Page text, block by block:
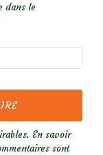
dans le
En savoir
sont